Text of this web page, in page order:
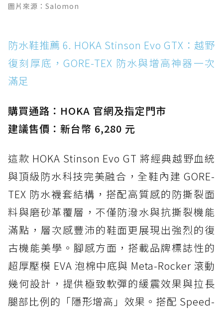
圖片來源：Salomon
防水鞋推薦 6. HOKA Stinson Evo GTX：越野
復刻厚底，GORE-TEX 防水與增高神器一次
滿足
購買通路：HOKA 官網及指定門市
建議售價：新台幣 6,280 元
這款 HOKA Stinson Evo GT 將經典越野血統
與頂級防水科技完美融合，全鞋內建 GORE-
TEX 防水襪套結構，搭配高質感的防撕裂面
料與磨砂革覆層，不僅防潑水與抗撕裂機能
滿點，層次感豐沛的鞋面更展現出強烈的復
古機能美學。腳感方面，搭載品牌標誌性的
超厚壓模 EVA 泡棉中底與 Meta-Rocker 滾動
幾何設計，提供極致軟彈的緩震效果與拉長
腿部比例的「隱形增高」效果。搭配 Speed-